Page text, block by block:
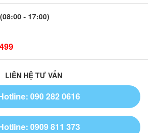
- 17:00)
LIÊN HỆ TƯ VẤN
090 282 0616
0909 811 373